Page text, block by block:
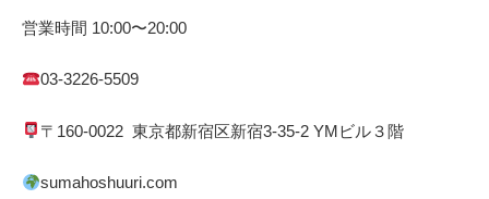
営業時間 10:00〜20:00
03-3226-5509
〒 160-0022 東京都新宿区新宿3-35-2 YMビル３階
sumahoshuuri.com